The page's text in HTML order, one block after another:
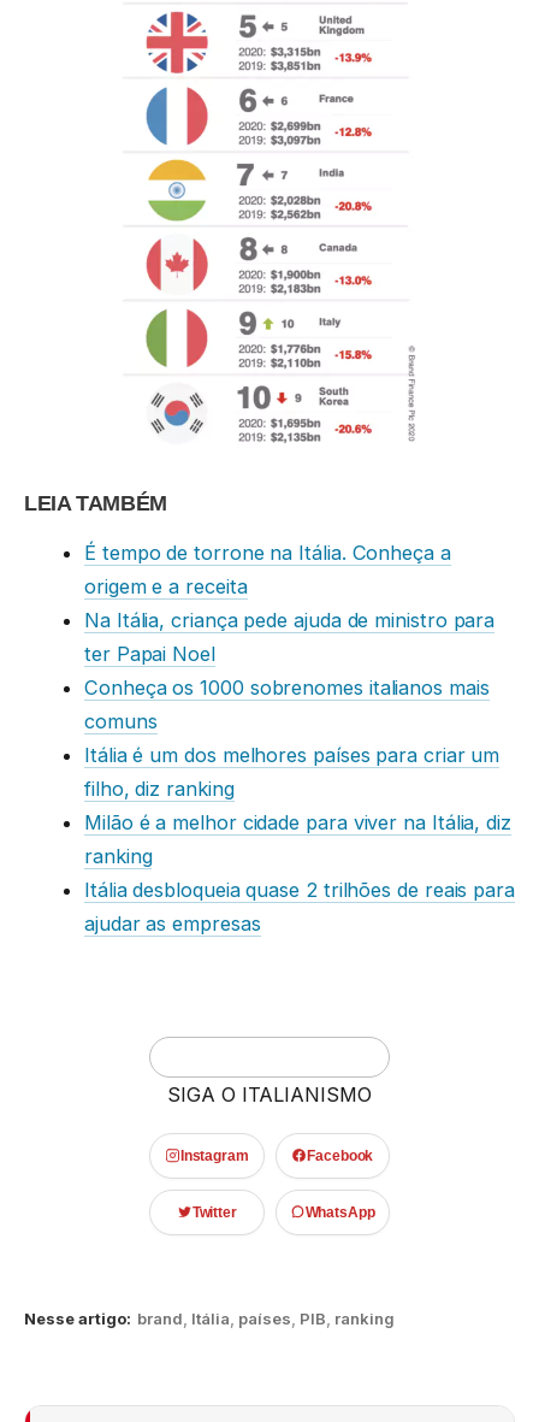
LEIA TAMBÉM
É tempo de torrone na Itália. Conheça a
origem e a receita
Na Itália, criança pede ajuda de ministro para
ter Papai Noel
Conheça os 1000 sobrenomes italianos mais
comuns
Itália é um dos melhores países para criar um
filho, diz ranking
Milão é a melhor cidade para viver na Itália, diz
ranking
Itália desbloqueia quase 2 trilhões de reais para
ajudar as empresas
SIGA O ITALIANISMO
Instagram Facebook
Twitter WhatsApp
Nesse artigo: brand Itália países PIB ranking